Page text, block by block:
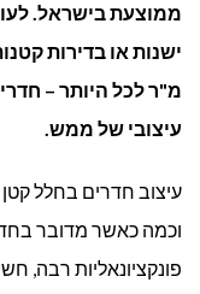
ממוצעת בישראל.
מ"ר לכל היותר –
עיצובי של ממש.
עיצוב חדרים בחלל
וכמה כאשר מדובר
פונקציונאליות רבה,